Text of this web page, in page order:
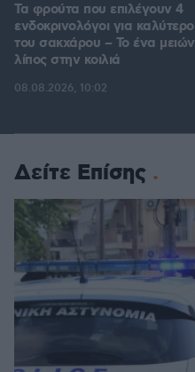
Τα φρούτα που επιλέγουν 4
ενδοκρινολόγοι για
του σακχάρου – Το ένα
λίπος στην κοιλιά
08.08.2026, 10:02
Δείτε Επίσης